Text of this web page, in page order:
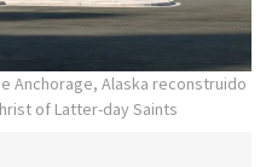
Anchorage, Alaska reconstruido
of Latter-day Saints